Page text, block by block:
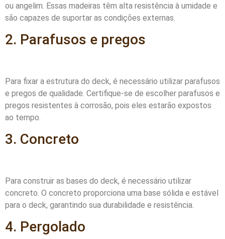
ou angelim. Essas madeiras têm alta resistência à umidade e
são capazes de suportar as condições externas.
2. Parafusos e pregos
Para fixar a estrutura do deck, é necessário utilizar parafusos
e pregos de qualidade. Certifique-se de escolher parafusos e
pregos resistentes à corrosão, pois eles estarão expostos
ao tempo.
3. Concreto
Para construir as bases do deck, é necessário utilizar
concreto. O concreto proporciona uma base sólida e estável
para o deck, garantindo sua durabilidade e resistência.
4. Pergolado